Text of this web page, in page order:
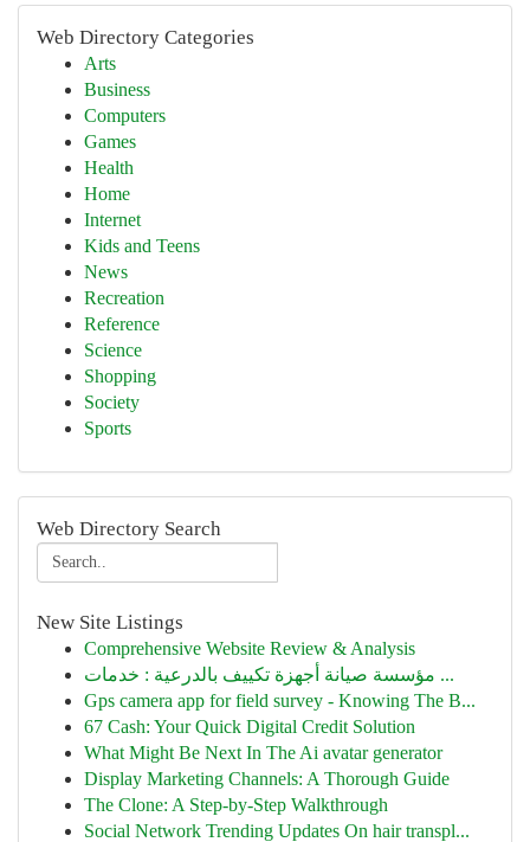
Web Directory Categories
Arts
Business
Computers
Games
Health
Home
Internet
Kids and Teens
News
Recreation
Reference
Science
Shopping
Society
Sports
Web Directory Search
New Site Listings
Comprehensive Website Review & Analysis
مؤسسة صيانة أجهزة تكييف بالدرعية : خدمات ...
Gps camera app for field survey - Knowing The B...
67 Cash: Your Quick Digital Credit Solution
What Might Be Next In The Ai avatar generator
Display Marketing Channels: A Thorough Guide
The Clone: A Step-by-Step Walkthrough
Social Network Trending Updates On hair transpl...